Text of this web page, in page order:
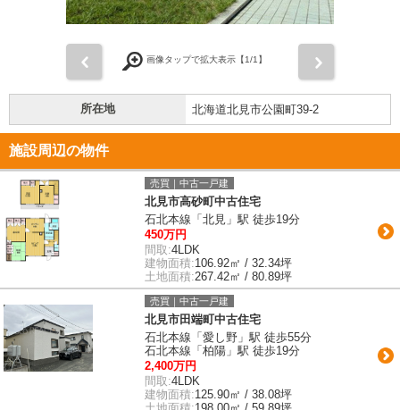
画像タップで拡大表示【1/1】
所在地 北海道北見市公園町39-2
施設周辺の物件
売買｜中古一戸建
北見市高砂町中古住宅
石北本線「北見」駅 徒歩19分
450万円
間取:4LDK
建物面積:106.92㎡ / 32.34坪
土地面積:267.42㎡ / 80.89坪
売買｜中古一戸建
北見市田端町中古住宅
石北本線「愛し野」駅 徒歩55分
石北本線「柏陽」駅 徒歩19分
2,400万円
間取:4LDK
建物面積:125.90㎡ / 38.08坪